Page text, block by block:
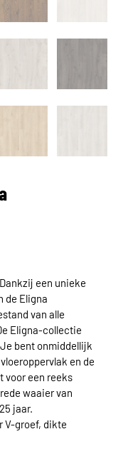
een unieke
de Eligna
van alle
Eligna-collectie
bent onmiddellijk
en de
voor een reeks
waaier van
jaar.
V-groef, dikte